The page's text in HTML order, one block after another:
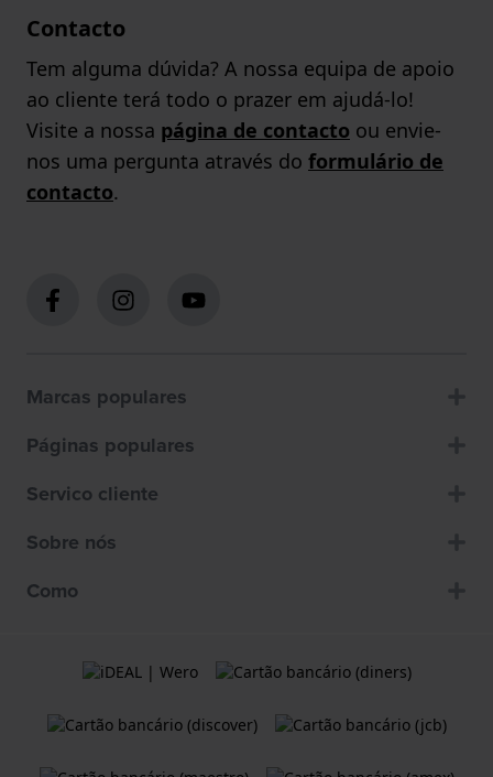
Contacto
Tem alguma dúvida? A nossa equipa de apoio
ao cliente terá todo o prazer em ajudá-lo!
Visite a nossa página de contacto ou envie-
nos uma pergunta através do formulário de
contacto.
Marcas populares
Páginas populares
Servico cliente
Sobre nós
Como